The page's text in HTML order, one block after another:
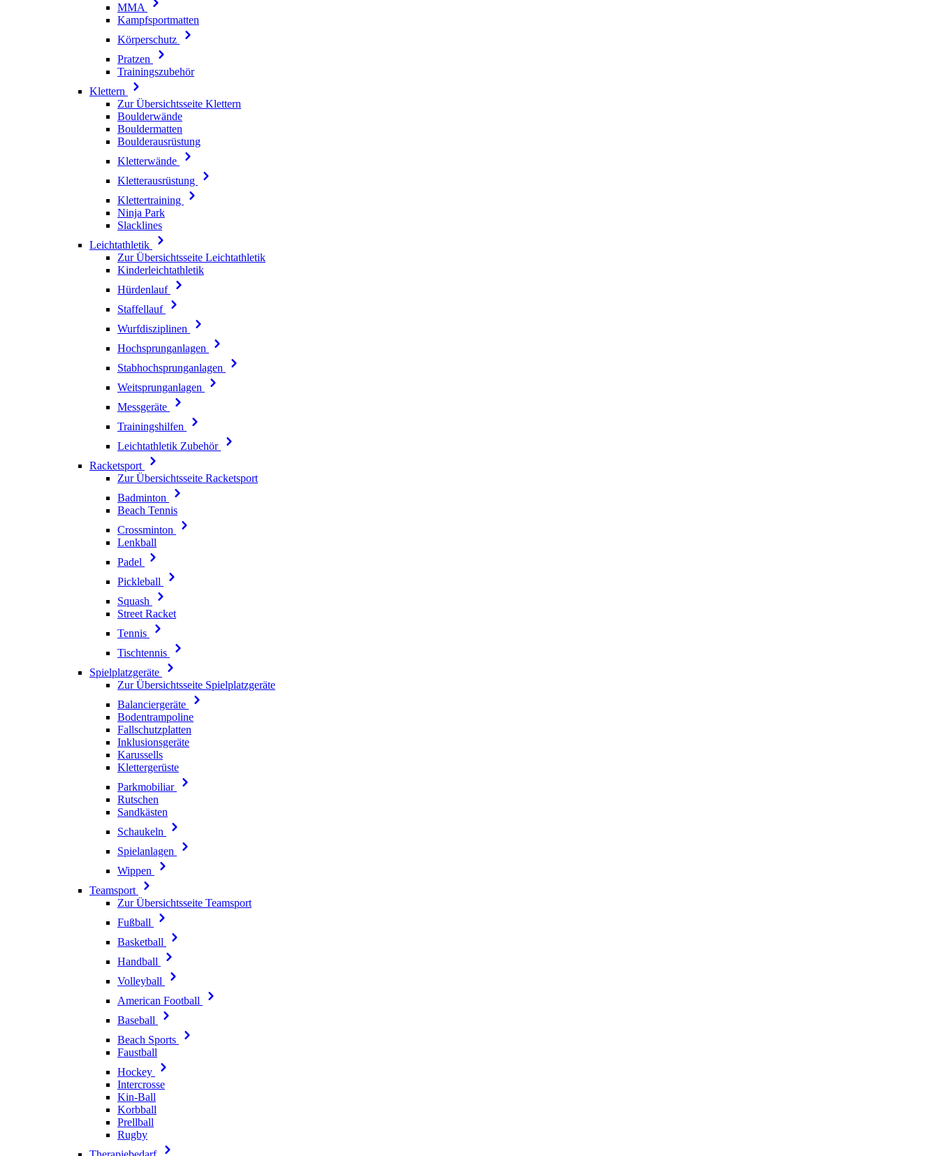
MMA
Kampfsportmatten
Körperschutz
Pratzen
Trainingszubehör
Klettern
Zur Übersichtsseite Klettern
Boulderwände
Bouldermatten
Boulderausrüstung
Kletterwände
Kletterausrüstung
Klettertraining
Ninja Park
Slacklines
Leichtathletik
Zur Übersichtsseite Leichtathletik
Kinderleichtathletik
Hürdenlauf
Staffellauf
Wurfdisziplinen
Hochsprunganlagen
Stabhochsprunganlagen
Weitsprunganlagen
Messgeräte
Trainingshilfen
Leichtathletik Zubehör
Racketsport
Zur Übersichtsseite Racketsport
Badminton
Beach Tennis
Crossminton
Lenkball
Padel
Pickleball
Squash
Street Racket
Tennis
Tischtennis
Spielplatzgeräte
Zur Übersichtsseite Spielplatzgeräte
Balanciergeräte
Bodentrampoline
Fallschutzplatten
Inklusionsgeräte
Karussells
Klettergerüste
Parkmobiliar
Rutschen
Sandkästen
Schaukeln
Spielanlagen
Wippen
Teamsport
Zur Übersichtsseite Teamsport
Fußball
Basketball
Handball
Volleyball
American Football
Baseball
Beach Sports
Faustball
Hockey
Intercrosse
Kin-Ball
Korbball
Prellball
Rugby